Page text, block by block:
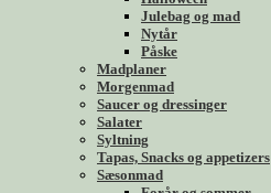
Julebag og mad
Nytår
Påske
Madplaner
Morgenmad
Saucer og dressinger
Salater
Syltning
Tapas, Snacks og appetizers
Sæsonmad